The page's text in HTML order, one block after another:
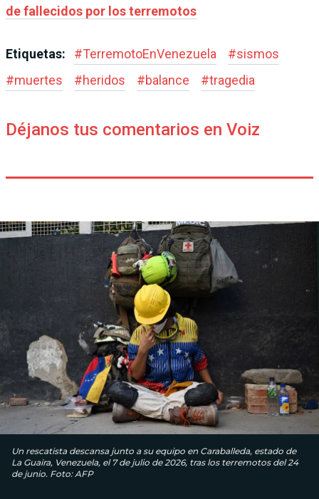
de fallecidos por los terremotos
Etiquetas: #TerremotoEnVenezuela #sismos
#muertes #heridos #balance #tragedia
Déjanos tus comentarios en Voiz
Un rescatista descansa junto a su equipo en Caraballeda, estado de
La Guaira, Venezuela, el 7 de julio de 2026, tras los terremotos del 24
de junio. Foto: AFP